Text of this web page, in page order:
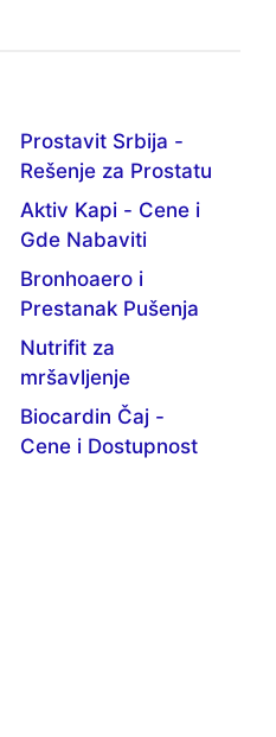
Prostavit Srbija -
Rešenje za Prostatu
Aktiv Kapi - Cene i
Gde Nabaviti
Bronhoaero i
Prestanak Pušenja
Nutrifit za
mršavljenje
Biocardin Čaj -
Cene i Dostupnost